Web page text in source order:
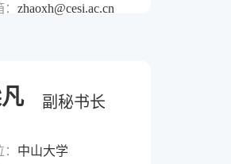
zhaoxh@cesi.ac.cn
副秘书长
中山大学